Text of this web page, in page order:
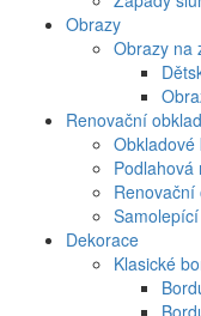
Obrazy
Obrazy na
Renovační
Obkladové
Renovační
Dekorace
Klasické